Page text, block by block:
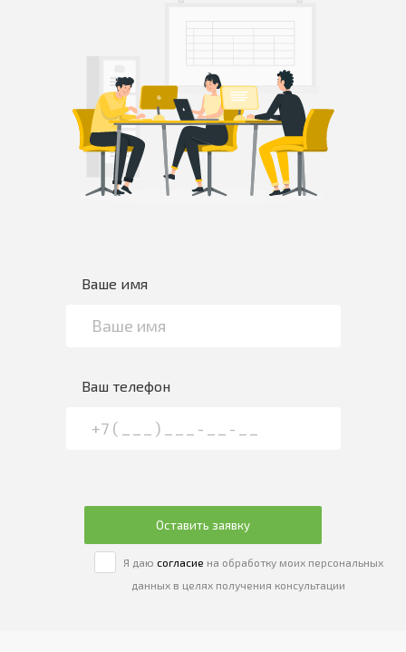
Ваше имя
Ваш телефон
Оставить заявку
Я даю согласие на обработку моих персональных
данных в целях получения консультации